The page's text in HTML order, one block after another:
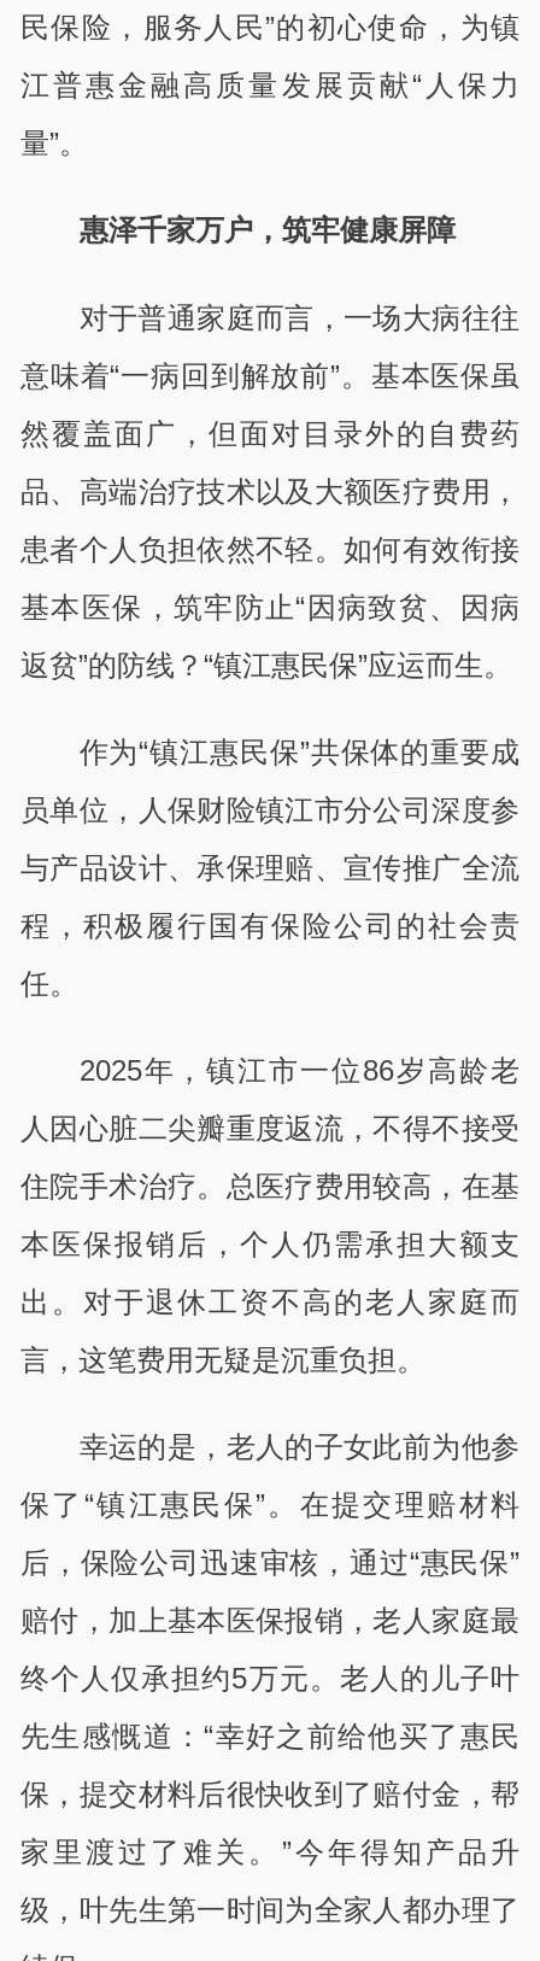
民保险，服务人民”的初心使命，为镇
江普惠金融高质量发展贡献“人保力
量”。
惠泽千家万户，筑牢健康屏障
对于普通家庭而言，一场大病往往
意味着“一病回到解放前”。基本医保虽
然覆盖面广，但面对目录外的自费药
品、高端治疗技术以及大额医疗费用，
患者个人负担依然不轻。如何有效衔接
基本医保，筑牢防止“因病致贫、因病
返贫”的防线？“镇江惠民保”应运而生。
作为“镇江惠民保”共保体的重要成
员单位，人保财险镇江市分公司深度参
与产品设计、承保理赔、宣传推广全流
程，积极履行国有保险公司的社会责
任。
2025年，镇江市一位86岁高龄老
人因心脏二尖瓣重度返流，不得不接受
住院手术治疗。总医疗费用较高，在基
本医保报销后，个人仍需承担大额支
出。对于退休工资不高的老人家庭而
言，这笔费用无疑是沉重负担。
幸运的是，老人的子女此前为他参
保了“镇江惠民保”。在提交理赔材料
后，保险公司迅速审核，通过“惠民保”
赔付，加上基本医保报销，老人家庭最
终个人仅承担约5万元。老人的儿子叶
先生感慨道：“幸好之前给他买了惠民
保，提交材料后很快收到了赔付金，帮
家里渡过了难关。”今年得知产品升
级，叶先生第一时间为全家人都办理了